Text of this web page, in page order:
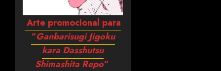
Arte promocional para
“Ganbarisugi Jigoku
kara Dasshutsu
Shimashita Repo“